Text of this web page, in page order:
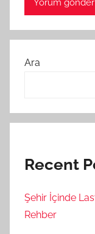
Ara
Recent
Şehir İçinde
Rehber